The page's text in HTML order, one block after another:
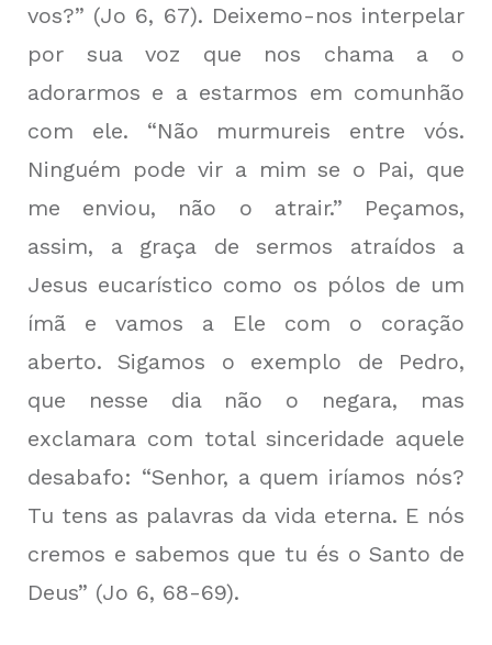
vos?” (Jo 6, 67). Deixemo-nos interpelar
por sua voz que nos chama a o
adorarmos e a estarmos em comunhão
com ele. “Não murmureis entre vós.
Ninguém pode vir a mim se o Pai, que
me enviou, não o atrair.” Peçamos,
assim, a graça de sermos atraídos a
Jesus eucarístico como os pólos de um
ímã e vamos a Ele com o coração
aberto. Sigamos o exemplo de Pedro,
que nesse dia não o negara, mas
exclamara com total sinceridade aquele
desabafo: “Senhor, a quem iríamos nós?
Tu tens as palavras da vida eterna. E nós
cremos e sabemos que tu és o Santo de
Deus” (Jo 6, 68-69).